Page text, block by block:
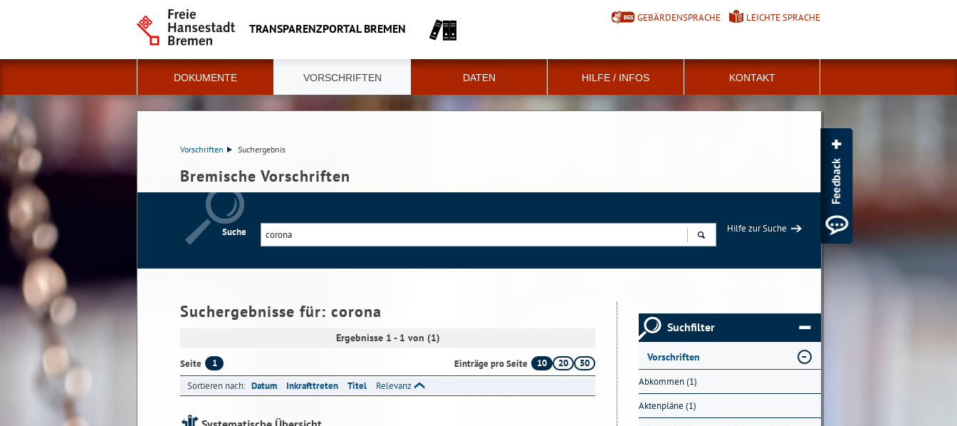
TRANSPARENZPORTAL BREMEN
GEBÄRDENSPRACHE LEICHTE SPRACHE
DOKUMENTE VORSCHRIFTEN DATEN HILFE / INFOS KONTAKT
Vorschriften Suchergebnis
Bremische Vorschriften
Suche
Hilfe zur Suche
Suchergebnisse für: corona
Ergebnisse 1 - 1 von (1)
Seite 1 Einträge pro Seite 10 20
50
Sortieren nach: Datum Inkrafttreten Titel Relevanz
Suchfilter
Vorschriften
Abkommen (1)
Aktenpläne (1)